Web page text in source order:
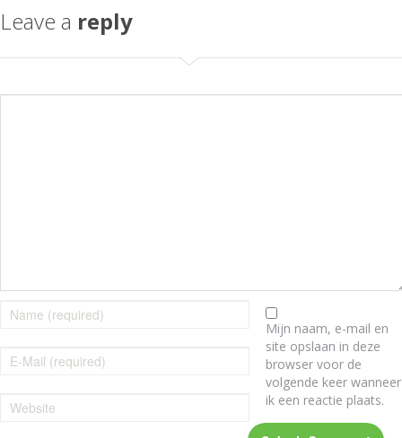
Leave a reply
Mijn naam, e-mail en
site opslaan in deze
browser voor de
volgende keer wanneer
ik een reactie plaats.